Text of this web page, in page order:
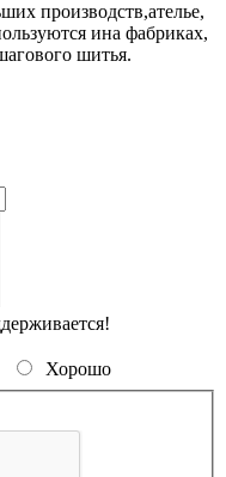
производств,ателье,
ина фабриках,
шитья.
Хорошо